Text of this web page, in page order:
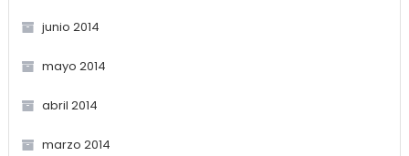
junio 2014
mayo 2014
abril 2014
marzo 2014